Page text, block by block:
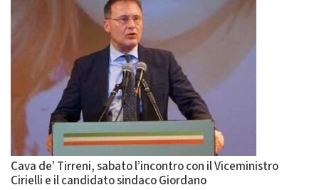
Cava de’ Tirreni, sabato l’incontro con il Viceministro
Cirielli e il candidato sindaco Giordano